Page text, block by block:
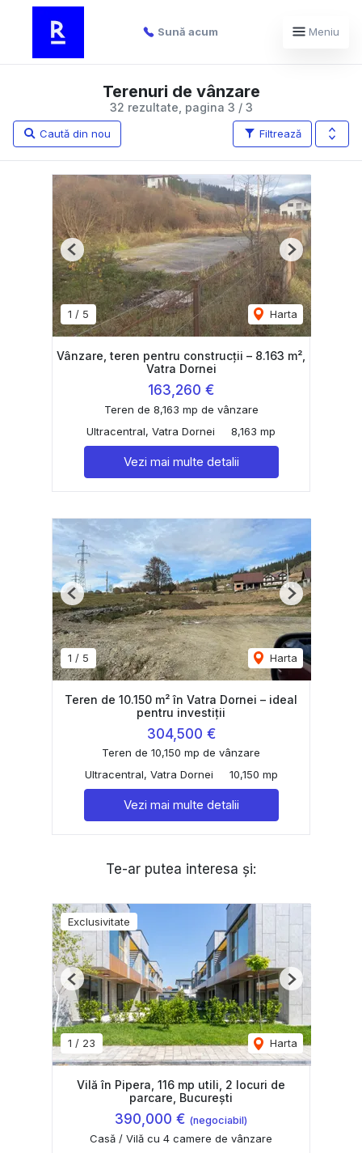
Sună acum Meniu
32 rezultate, pagina 3 / 3
Terenuri de vânzare
Filtrează
Caută din nou
1 / 5 Harta
Previous Next
Vânzare, teren pentru construcții – 8.163 m²,
Vatra Dornei
163,260 €
Teren de 8,163 mp de vânzare
Ultracentral, Vatra Dornei
8,163 mp
Vezi mai multe detalii
1 / 5 Harta
Previous Next
Teren de 10.150 m² în Vatra Dornei – ideal
pentru investiții
304,500 €
Teren de 10,150 mp de vânzare
Ultracentral, Vatra Dornei
10,150 mp
Vezi mai multe detalii
Te-ar putea interesa și:
Exclusivitate
1 / 23 Harta
Previous Next
Vilă în Pipera, 116 mp utili, 2 locuri de
parcare, București
390,000 € (negociabil)
Casă / Vilă cu 4 camere de vânzare